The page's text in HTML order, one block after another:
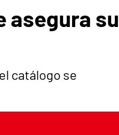
asegura su
catálogo se